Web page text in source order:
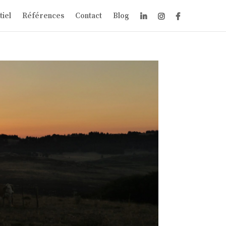
Références Contact Blog